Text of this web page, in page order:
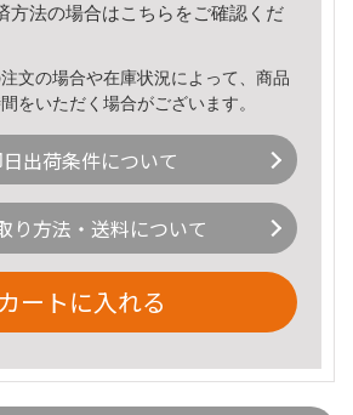
方法の場合はこちら をご確認くだ
文の場合や在庫状況によって、商品
をいただく場合がございます。
出荷条件について
り方法・送料について
カートに入れる